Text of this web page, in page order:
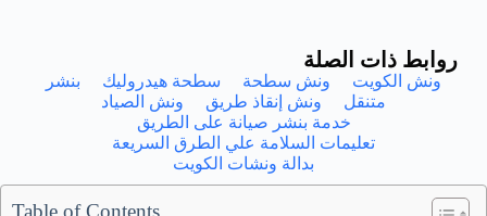
روابط ذات الصلة
ونش الكويت ونش سطحة سطحة هيدروليك
بنشر
متنقل
ونش إنقاذ طريق
ونش الصياد
خدمة بنشر صيانة على الطريق
تعليمات السلامة علي الطرق السريعة
بدالة ونشات الكويت
Table of Contents